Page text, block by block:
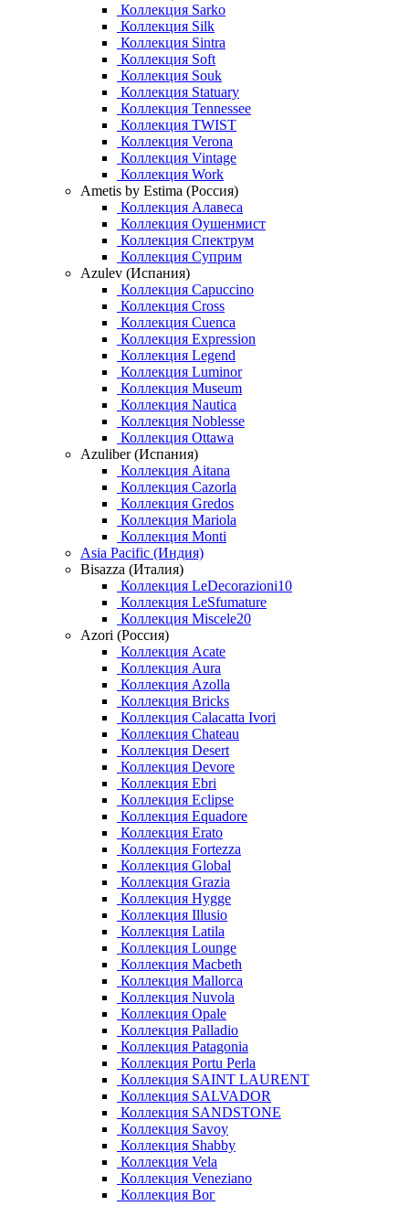
Коллекция Sarko
Коллекция Silk
Коллекция Sintra
Коллекция Soft
Коллекция Souk
Коллекция Statuary
Коллекция Tennessee
Коллекция TWIST
Коллекция Verona
Коллекция Vintage
Коллекция Work
Ametis by Estima (Россия)
Коллекция Алавеса
Коллекция Оушенмист
Коллекция Спектрум
Коллекция Суприм
Azulev (Испания)
Коллекция Capuccino
Коллекция Cross
Коллекция Cuenca
Коллекция Expression
Коллекция Legend
Коллекция Luminor
Коллекция Museum
Коллекция Nautica
Коллекция Noblesse
Коллекция Ottawa
Azuliber (Испания)
Коллекция Aitana
Коллекция Cazorla
Коллекция Gredos
Коллекция Mariola
Коллекция Monti
Asia Pacific (Индия)
Bisazza (Италия)
Коллекция LeDecorazioni10
Коллекция LeSfumature
Коллекция Miscele20
Azori (Россия)
Коллекция Acate
Коллекция Aura
Коллекция Azolla
Коллекция Bricks
Коллекция Calacatta Ivori
Коллекция Chateau
Коллекция Desert
Коллекция Devore
Коллекция Ebri
Коллекция Eclipse
Коллекция Equadore
Коллекция Erato
Коллекция Fortezza
Коллекция Global
Коллекция Grazia
Коллекция Hygge
Коллекция Illusio
Коллекция Latila
Коллекция Lounge
Коллекция Macbeth
Коллекция Mallorca
Коллекция Nuvola
Коллекция Opale
Коллекция Palladio
Коллекция Patagonia
Коллекция Portu Perla
Коллекция SAINT LAURENT
Коллекция SALVADOR
Коллекция SANDSTONE
Коллекция Savoy
Коллекция Shabby
Коллекция Vela
Коллекция Veneziano
Коллекция Вог